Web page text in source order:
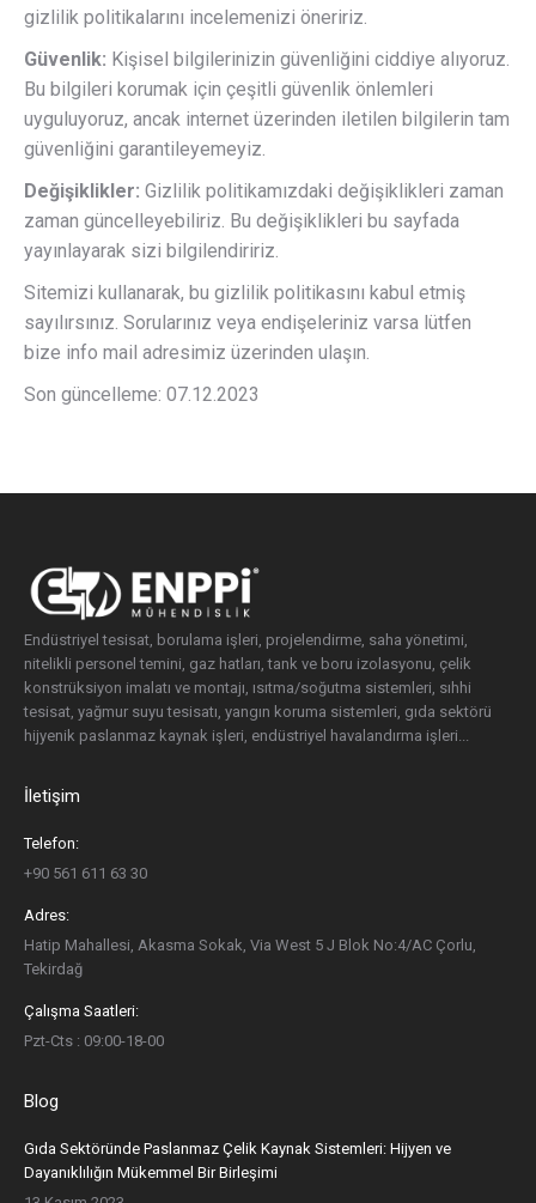
gizlilik politikalarını incelemenizi öneririz.
Güvenlik: Kişisel bilgilerinizin güvenliğini ciddiye alıyoruz.
Bu bilgileri korumak için çeşitli güvenlik önlemleri
uyguluyoruz, ancak internet üzerinden iletilen bilgilerin tam
güvenliğini garantileyemeyiz.
Değişiklikler: Gizlilik politikamızdaki değişiklikleri zaman
zaman güncelleyebiliriz. Bu değişiklikleri bu sayfada
yayınlayarak sizi bilgilendiririz.
Sitemizi kullanarak, bu gizlilik politikasını kabul etmiş
sayılırsınız. Sorularınız veya endişeleriniz varsa lütfen
bize info mail adresimiz üzerinden ulaşın.
Son güncelleme: 07.12.2023
Endüstriyel tesisat, borulama işleri, projelendirme, saha yönetimi,
nitelikli personel temini, gaz hatları, tank ve boru izolasyonu, çelik
konstrüksiyon imalatı ve montajı, ısıtma/soğutma sistemleri, sıhhi
tesisat, yağmur suyu tesisatı, yangın koruma sistemleri, gıda sektörü
hijyenik paslanmaz kaynak işleri, endüstriyel havalandırma işleri...
İletişim
Telefon:
+90 561 611 63 30
Adres:
Hatip Mahallesi, Akasma Sokak, Via West 5 J Blok No:4/AC Çorlu,
Tekirdağ
Çalışma Saatleri:
Pzt-Cts : 09:00-18-00
Blog
Gıda Sektöründe Paslanmaz Çelik Kaynak Sistemleri: Hijyen ve
Dayanıklılığın Mükemmel Bir Birleşimi